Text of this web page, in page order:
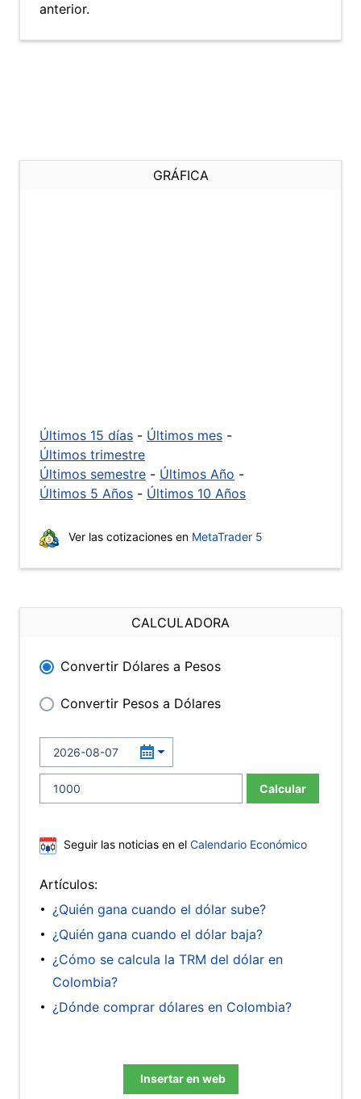
anterior.
GRÁFICA
Últimos 15 días - Últimos mes -
Últimos trimestre
Últimos semestre - Últimos Año -
Últimos 5 Años - Últimos 10 Años
Ver las cotizaciones en MetaTrader 5
CALCULADORA
Convertir Dólares a Pesos
Convertir Pesos a Dólares
Calcular
Seguir las noticias en el Calendario Económico
Artículos:
¿Quién gana cuando el dólar sube?
¿Quién gana cuando el dólar baja?
¿Cómo se calcula la TRM del dólar en
Colombia?
¿Dónde comprar dólares en Colombia?
Insertar en web